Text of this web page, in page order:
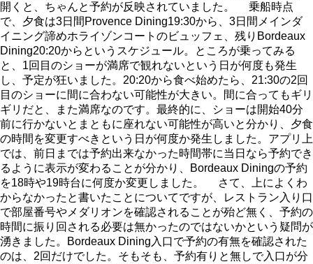
開くと、ちゃんと予約が反映されていました。 乗船時点
で、夕食は3日間Provence Dining19:30から、3日間メインダ
イニング諦めホライゾンコートのビュッフェ、残りBordeaux
Dining20:20からというスケジュール。ところが乗ってみる
と、1回目のショーが満席で観れないという日が何度も発生
し、予定が狂いました。20:20から食べ始めたら、21:30の2回
目のショーに間に合わない可能性が大きい。間に合ってもギリ
ギリだと、また満席なのです。最終的に、ショーは開始40分
前に行かないとまともに座れない可能性が高いと分かり、夕食
の時間を変更すべきという日が何度か発生しました。アプリ上
では、前日までは予約出来なかった時間帯に当日なら予約でき
るように表示が変わることが分かり、Bordeaux Diningの予約
を18時や19時台に何度か変更しました。 さて、上によくわ
からなかったと書いたことについてですが、レストラン入り口
で部屋番号やメダリオンを確認されることが殆ど無く、予約の
時間に振り回される必要は無かったのではないかという疑問が
湧きました。Bordeaux Dining入口で予約の有無を確認された
のは、2回だけでした。そもそも、予約有りと無しで入口が分